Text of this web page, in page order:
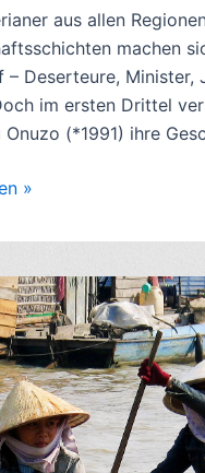
aus allen
machen
– Deserteure, Minister,
im ersten Drittel
Onuzo (*1991) ihre
»